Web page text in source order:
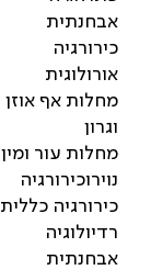
אבחנתית
כירורגיה
אורולוגית
מחלות אף אוזן
וגרון
מחלות עור ומין
נוירוכירורגיה
כירורגיה כללית
רדיולוגיה
אבחנתית